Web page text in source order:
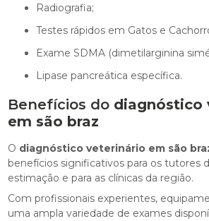
Radiografia;
Testes rápidos em Gatos e
Exame SDMA (dimetilarginina
Lipase pancreática específica.
Benefícios do diagnóstico
em são braz
O diagnóstico veterinário em são
benefícios significativos para os tutores
estimação e para as clínicas da região.
Com profissionais experientes,
uma ampla variedade de exames